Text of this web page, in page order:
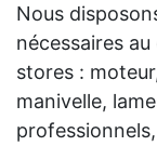
Nous
nécessaires
stores :
manivelle,